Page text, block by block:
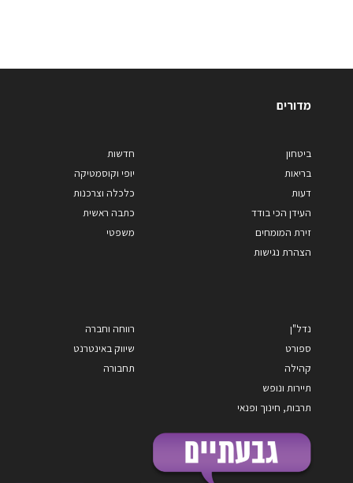
מדורים
ביטחון
בריאות
דעות
העידן הכי בודד
זירת המומחים
הצהרת נגישות
חדשות
יופי וקוסמטיקה
כלכלה וצרכנות
כתבה ראשית
משפטי
נדל"ן
ספורט
קהילה
תיירות ונופש
תרבות, חינוך ופנאי
רווחה וחברה
שיווק באינטרנט
תחבורה